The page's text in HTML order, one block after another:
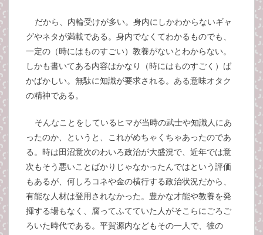
だから、内輪受けが多い。身内にしかわからないギャ
グやネタが満載である。身内でなくてわかるものでも、
一定の（時にはものすごい）教養がないとわからない。
しかも書いてある内容はかなり（時にはものすごく）ば
かばかしい。無駄に知識が要求される。ある意味オタク
の精神である。
そんなことをしているヒマが当時の武士や知識人にあ
ったのか、というと、これがめちゃくちゃあったのであ
る。時は田沼意次のわいろ政治が大盛況で、近年では意
次もそう悪いことばかりじゃなかったんではという評価
もあるが、何しろコネや金の横行する政治状況だから、
有能な人材は登用されなかった。豊かな才能や教養を発
揮する場もなく、腐ってふてていた人がそこらにごろご
ろいた時代である。平賀源内などもその一人で、彼の